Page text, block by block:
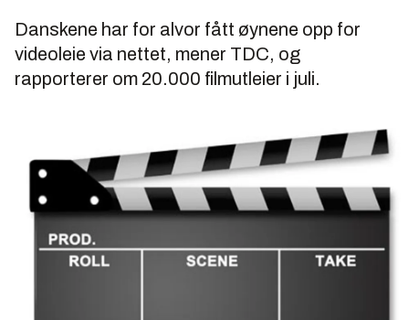
Danskene har for alvor fått øynene opp for
videoleie via nettet, mener TDC, og
rapporterer om 20.000 filmutleier i juli.